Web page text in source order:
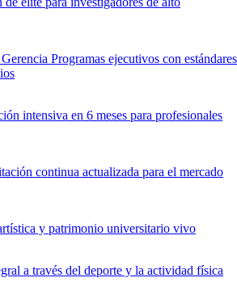
Programas ejecutivos con estándares
intensiva en 6 meses para profesionales
continua actualizada para el mercado
y patrimonio universitario vivo
a través del deporte y la actividad física